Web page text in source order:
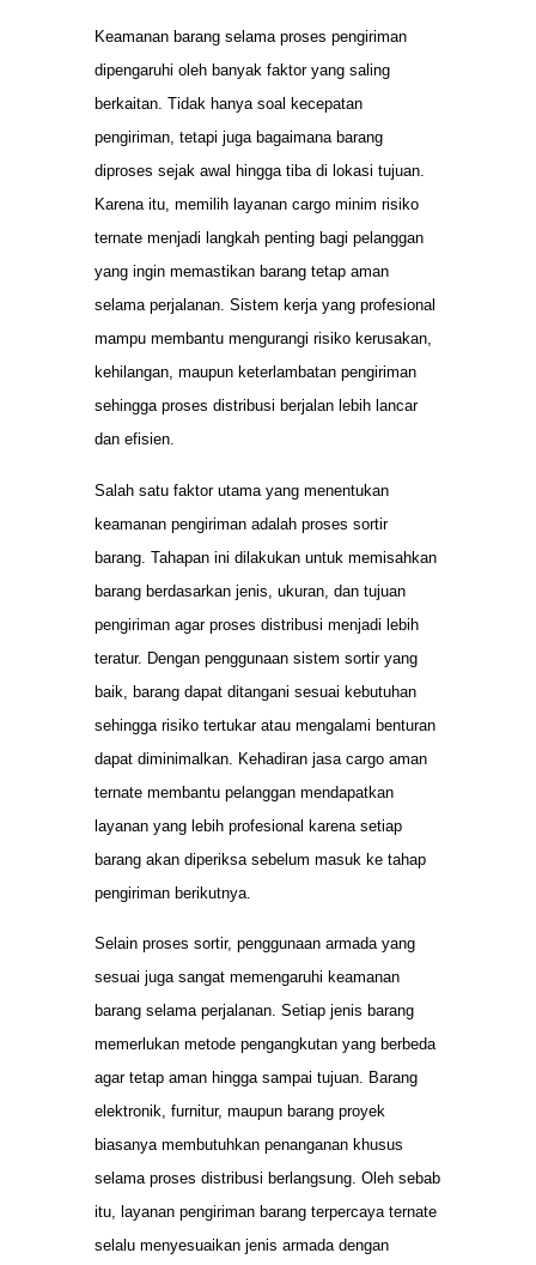
Keamanan barang selama proses pengiriman
dipengaruhi oleh banyak faktor yang saling
berkaitan. Tidak hanya soal kecepatan
pengiriman, tetapi juga bagaimana barang
diproses sejak awal hingga tiba di lokasi tujuan.
Karena itu, memilih layanan cargo minim risiko
ternate menjadi langkah penting bagi pelanggan
yang ingin memastikan barang tetap aman
selama perjalanan. Sistem kerja yang profesional
mampu membantu mengurangi risiko kerusakan,
kehilangan, maupun keterlambatan pengiriman
sehingga proses distribusi berjalan lebih lancar
dan efisien.
Salah satu faktor utama yang menentukan
keamanan pengiriman adalah proses sortir
barang. Tahapan ini dilakukan untuk memisahkan
barang berdasarkan jenis, ukuran, dan tujuan
pengiriman agar proses distribusi menjadi lebih
teratur. Dengan penggunaan sistem sortir yang
baik, barang dapat ditangani sesuai kebutuhan
sehingga risiko tertukar atau mengalami benturan
dapat diminimalkan. Kehadiran jasa cargo aman
ternate membantu pelanggan mendapatkan
layanan yang lebih profesional karena setiap
barang akan diperiksa sebelum masuk ke tahap
pengiriman berikutnya.
Selain proses sortir, penggunaan armada yang
sesuai juga sangat memengaruhi keamanan
barang selama perjalanan. Setiap jenis barang
memerlukan metode pengangkutan yang berbeda
agar tetap aman hingga sampai tujuan. Barang
elektronik, furnitur, maupun barang proyek
biasanya membutuhkan penanganan khusus
selama proses distribusi berlangsung. Oleh sebab
itu, layanan pengiriman barang terpercaya ternate
selalu menyesuaikan jenis armada dengan